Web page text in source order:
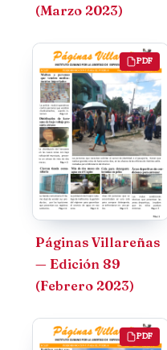
(Marzo 2023)
PDF
Páginas Villareñas
— Edición 89
(Febrero 2023)
PDF